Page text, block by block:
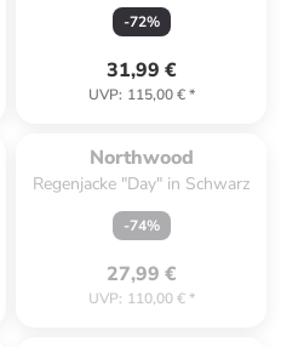
-72%
31,99 €
UVP: 115,00 €*
Northwood
Regenjacke "Day" in Schwarz
-74%
27,99 €
UVP: 110,00 €*